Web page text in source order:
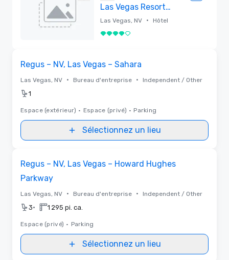
Las Vegas Resort
& Spa (Newly
Renovated)
Las Vegas, NV • Hôtel
4 sur 5
Regus – NV, Las Vegas – Sahara
Las Vegas, NV • Bureau d'entreprise • Independent / Other
1
Espace (extérieur) • Espace (privé) • Parking
Sélectionnez un lieu
Regus – NV, Las Vegas – Howard Hughes
Parkway
Las Vegas, NV • Bureau d'entreprise • Independent / Other
3• 1 295 pi. ca.
Espace (privé) • Parking
Sélectionnez un lieu